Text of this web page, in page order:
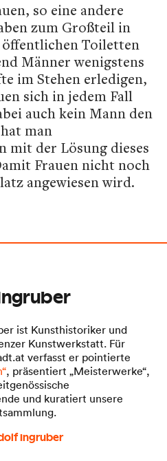
so eine andere
zum Großteil in
Toiletten
Männer wenigstens
im Stehen erledigen,
sich in jedem Fall
auch kein Mann den
man
mit der Lösung dieses
Frauen nicht noch
angewiesen wird.
ist Kunsthistoriker und
Kunstwerkstatt. Für
verfasst er pointierte
, präsentiert „Meisterwerke“,
und kuratiert unsere
Ingruber